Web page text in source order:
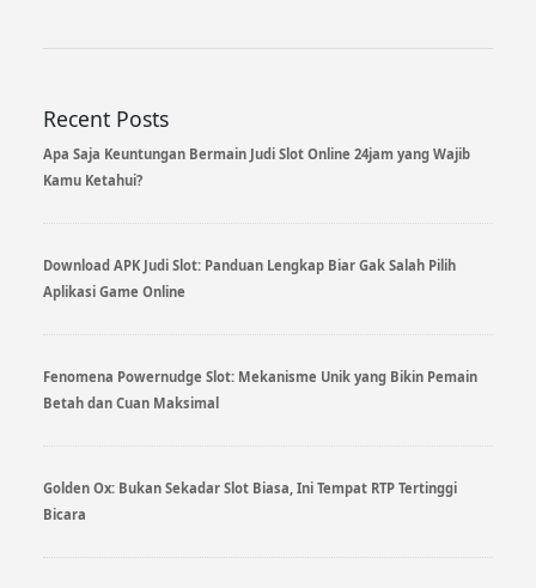
Recent Posts
Apa Saja Keuntungan Bermain Judi Slot Online 24jam yang Wajib
Kamu Ketahui?
Download APK Judi Slot: Panduan Lengkap Biar Gak Salah Pilih
Aplikasi Game Online
Fenomena Powernudge Slot: Mekanisme Unik yang Bikin Pemain
Betah dan Cuan Maksimal
Golden Ox: Bukan Sekadar Slot Biasa, Ini Tempat RTP Tertinggi
Bicara